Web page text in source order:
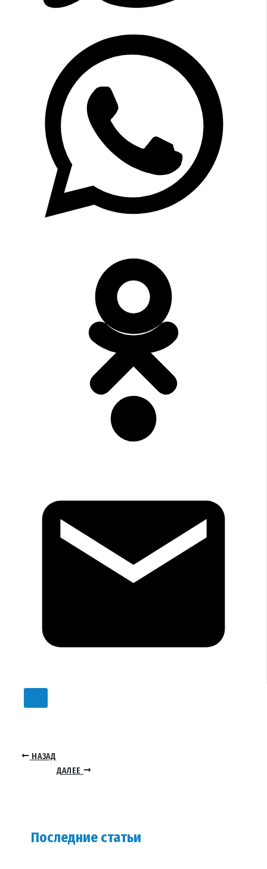
НАЗАД
ДАЛЕЕ
Последние статьи